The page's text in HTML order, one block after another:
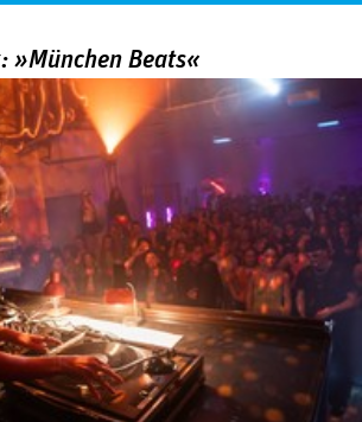
»München Beats«